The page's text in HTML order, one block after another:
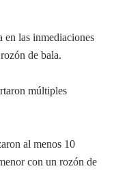
en las inmediaciones
de bala.
múltiples
al menos 10
con un rozón de